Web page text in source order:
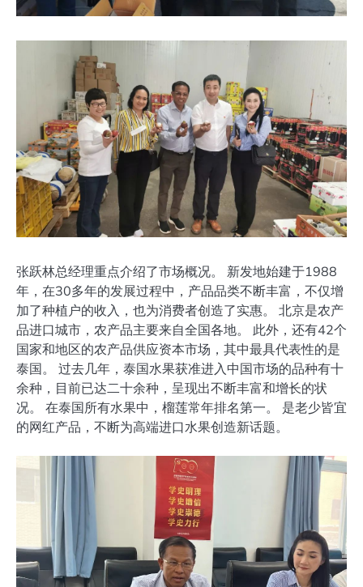
张跃林总经理重点介绍了市场概况。 新发地始建于1988
年，在30多年的发展过程中，产品品类不断丰富，不仅增
加了种植户的收入，也为消费者创造了实惠。 北京是农产
品进口城市，农产品主要来自全国各地。 此外，还有42个
国家和地区的农产品供应资本市场，其中最具代表性的是
泰国。 过去几年，泰国水果获准进入中国市场的品种有十
余种，目前已达二十余种，呈现出不断丰富和增长的状
况。 在泰国所有水果中，榴莲常年排名第一。 是老少皆宜
的网红产品，不断为高端进口水果创造新话题。